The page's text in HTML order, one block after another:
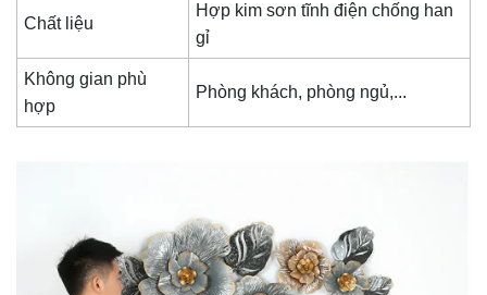
Chất liệu
Hợp kim sơn tĩnh điện chống han
gỉ
Không gian phù
hợp
Phòng khách, phòng ngủ,...